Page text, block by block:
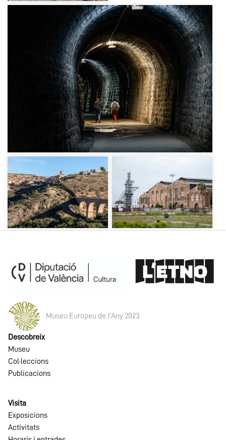
Museu Europeu de l'Any 2023
Descobreix
Museu
Col·leccions
Publicacions
Visita
Exposicions
Activitats